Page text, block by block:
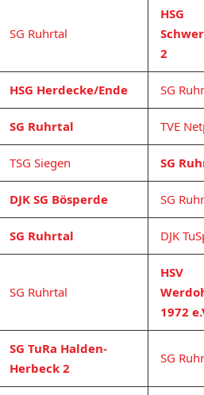
SG Ruhrtal
HSG
2
HSG Herdecke/Ende SG
SG Ruhrtal TVE
TSG Siegen SG
DJK SG Bösperde SG
SG Ruhrtal DJK
SG Ruhrtal
HSV
1972
SG TuRa Halden-
Herbeck 2
SG